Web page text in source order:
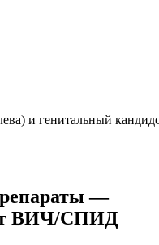
и генитальный
—
ВИЧ/СПИД